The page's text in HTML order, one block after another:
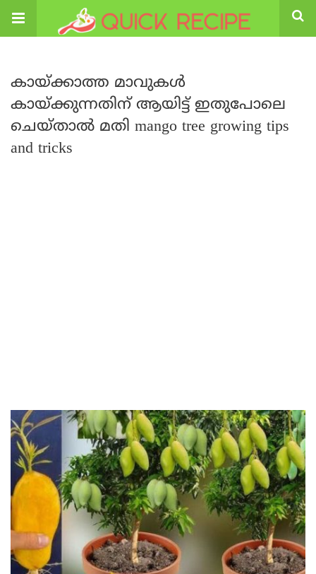
കായ്ക്കാത്ത മാവുകൾ
കായ്ക്കുന്നതിന് ആയിട്ട് ഇതുപോലെ
ചെയ്താൽ മതി mango tree growing tips
and tricks